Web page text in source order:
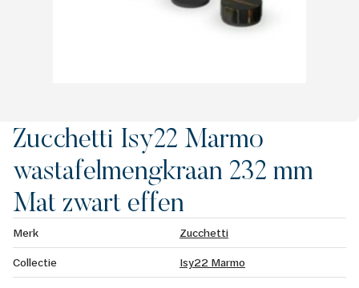
Zucchetti Isy22 Marmo
wastafelmengkraan 232 mm
Mat zwart effen
Merk
Zucchetti
Collectie
Isy22 Marmo